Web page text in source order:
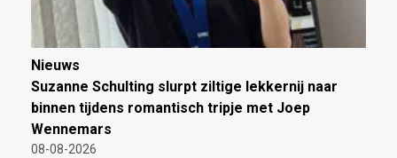
Nieuws
Suzanne Schulting slurpt ziltige lekkernij naar
binnen tijdens romantisch tripje met Joep
Wennemars
08-08-2026